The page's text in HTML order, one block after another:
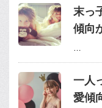
末っ
傾向
…
一人
愛傾